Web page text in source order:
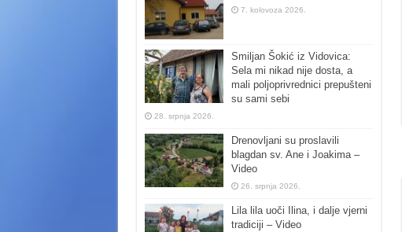
7. kolovoza 2026.
Smiljan Šokić iz Vidovica:
Sela mi nikad nije dosta, a
mali poljoprivrednici prepušteni
su sami sebi
28. srpnja 2026.
Drenovljani su proslavili
blagdan sv. Ane i Joakima –
Video
26. srpnja 2026.
Lila lila uoči Ilina, i dalje vjerni
tradiciji – Video